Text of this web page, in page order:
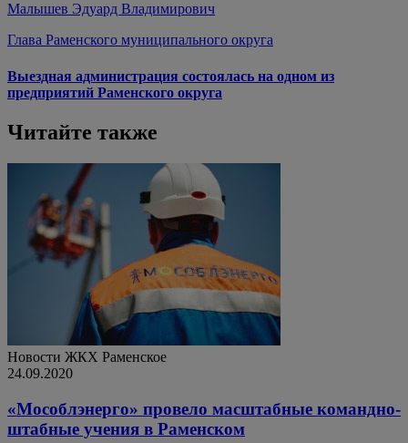
Малышев Эдуард Владимирович
Глава Раменского муниципального округа
Выездная администрация состоялась на одном из
предприятий Раменского округа
Читайте также
Новости ЖКХ Раменское
24.09.2020
«Мособлэнерго» провело масштабные командно-
штабные учения в Раменском